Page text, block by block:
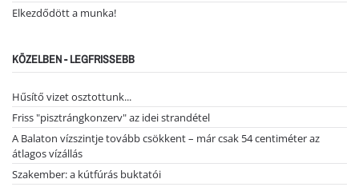
Elkezdődött a munka!
KÖZELBEN - LEGFRISSEBB
Hűsítő vizet osztottunk...
Friss "pisztrángkonzerv" az idei strandétel
A Balaton vízszintje tovább csökkent – már csak 54 centiméter az
átlagos vízállás
Szakember: a kútfúrás buktatói